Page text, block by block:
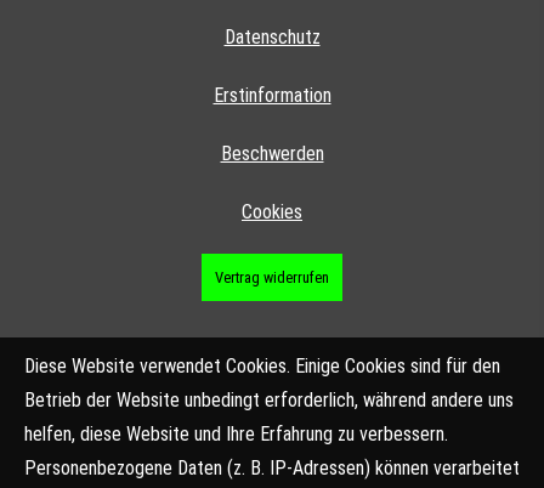
Datenschutz
Erstinformation
Beschwerden
Cookies
Vertrag widerrufen
Diese Website verwendet Cookies. Einige Cookies sind für den
Betrieb der Website unbedingt erforderlich, während andere uns
helfen, diese Website und Ihre Erfahrung zu verbessern.
Personenbezogene Daten (z. B. IP-Adressen) können verarbeitet